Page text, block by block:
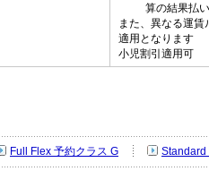
算の結果払
また、異なる運
適用となります
小児割引適用可
Full Flex 予約クラス G Standard